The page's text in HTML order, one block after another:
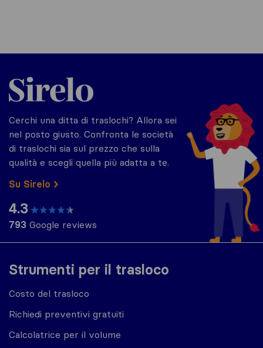
Strumenti per il trasloco
Costo del trasloco
Richiedi preventivi gratuiti
Calcolatrice per il volume
Sirelo.it
Cerchi una ditta di traslochi? Allora sei
nel posto giusto. Confronta le società
di traslochi sia sul prezzo che sulla
qualità e scegli quella più adatta a te.
Su Sirelo
4.3
793 Google reviews